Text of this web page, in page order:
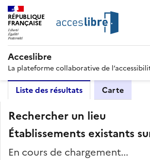
RÉPUBLIQUE
FRANÇAISE
Acceslibre
La plateforme collaborative de
Liste des résultats Carte
Rechercher un lieu
Établissements existants
En cours de chargement...